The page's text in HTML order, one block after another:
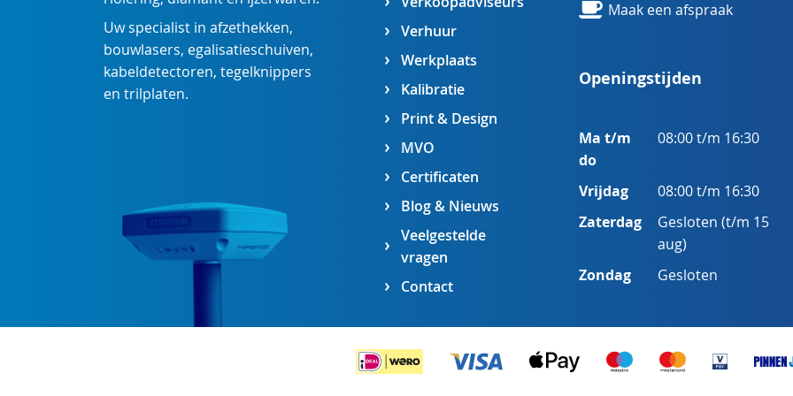
Uw specialist in afzethekken,
bouwlasers, egalisatieschuiven,
kabeldetectoren, tegelknippers
en trilplaten.
Verhuur
Werkplaats
Kalibratie
Print & Design
MVO
Certificaten
Blog & Nieuws
Veelgestelde
vragen
Contact
Maak een afspraak
Openingstijden
Ma t/m
do
08:00 t/m 16:30
Vrijdag 08:00 t/m 16:30
Zaterdag
Gesloten (t/m 15
aug)
Zondag Gesloten